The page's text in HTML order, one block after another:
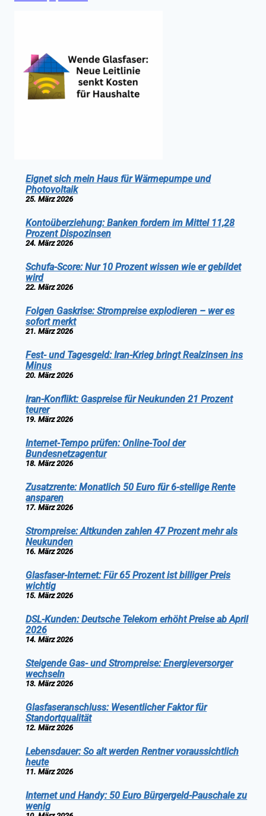
Eignet sich mein Haus für Wärmepumpe und
Photovoltaik
25. März 2026
Kontoüberziehung: Banken fordern im Mittel 11,28
Prozent Dispozinsen
24. März 2026
Schufa-Score: Nur 10 Prozent wissen wie er gebildet
wird
22. März 2026
Folgen Gaskrise: Strompreise explodieren – wer es
sofort merkt
21. März 2026
Fest- und Tagesgeld: Iran-Krieg bringt Realzinsen ins
Minus
20. März 2026
Iran-Konflikt: Gaspreise für Neukunden 21 Prozent
teurer
19. März 2026
Internet-Tempo prüfen: Online-Tool der
Bundesnetzagentur
18. März 2026
Zusatzrente: Monatlich 50 Euro für 6-stellige Rente
ansparen
17. März 2026
Strompreise: Altkunden zahlen 47 Prozent mehr als
Neukunden
16. März 2026
Glasfaser-Internet: Für 65 Prozent ist billiger Preis
wichtig
15. März 2026
DSL-Kunden: Deutsche Telekom erhöht Preise ab April
2026
14. März 2026
Steigende Gas- und Strompreise: Energieversorger
wechseln
13. März 2026
Glasfaseranschluss: Wesentlicher Faktor für
Standortqualität
12. März 2026
Lebensdauer: So alt werden Rentner voraussichtlich
heute
11. März 2026
Internet und Handy: 50 Euro Bürgergeld-Pauschale zu
wenig